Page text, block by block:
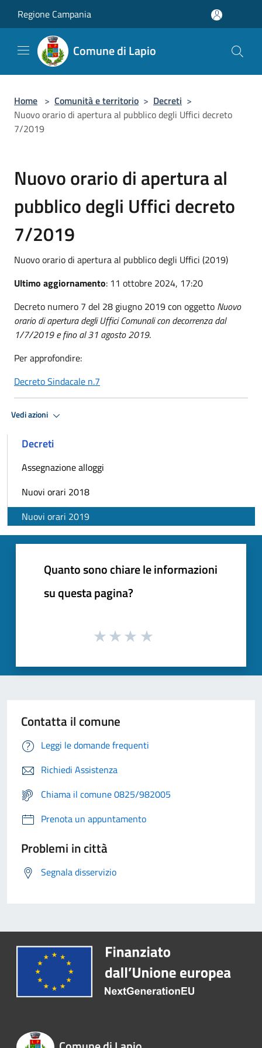
Regione Campania
Comune di Lapio
Home > Comunità e territorio > Decreti >
Nuovo orario di apertura al pubblico degli Uffici decreto
7/2019
Nuovo orario di apertura al
pubblico degli Uffici decreto
7/2019
Nuovo orario di apertura al pubblico degli Uffici (2019)
Ultimo aggiornamento: 11 ottobre 2024, 17:20
Decreto numero 7 del 28 giugno 2019 con oggetto Nuovo
orario di apertura degli Uffici Comunali con decorrenza dal
1/7/2019 e fino al 31 agosto 2019.
Per approfondire:
Decreto Sindacale n.7
Vedi azioni
Decreti
Assegnazione alloggi
Nuovi orari 2018
Nuovi orari 2019
Quanto sono chiare le informazioni
su questa pagina?
Contatta il comune
Leggi le domande frequenti
Richiedi Assistenza
Chiama il comune 0825/982005
Prenota un appuntamento
Problemi in città
Segnala disservizio